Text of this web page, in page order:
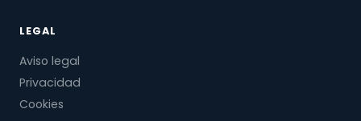
LEGAL
Aviso legal
Privacidad
Cookies